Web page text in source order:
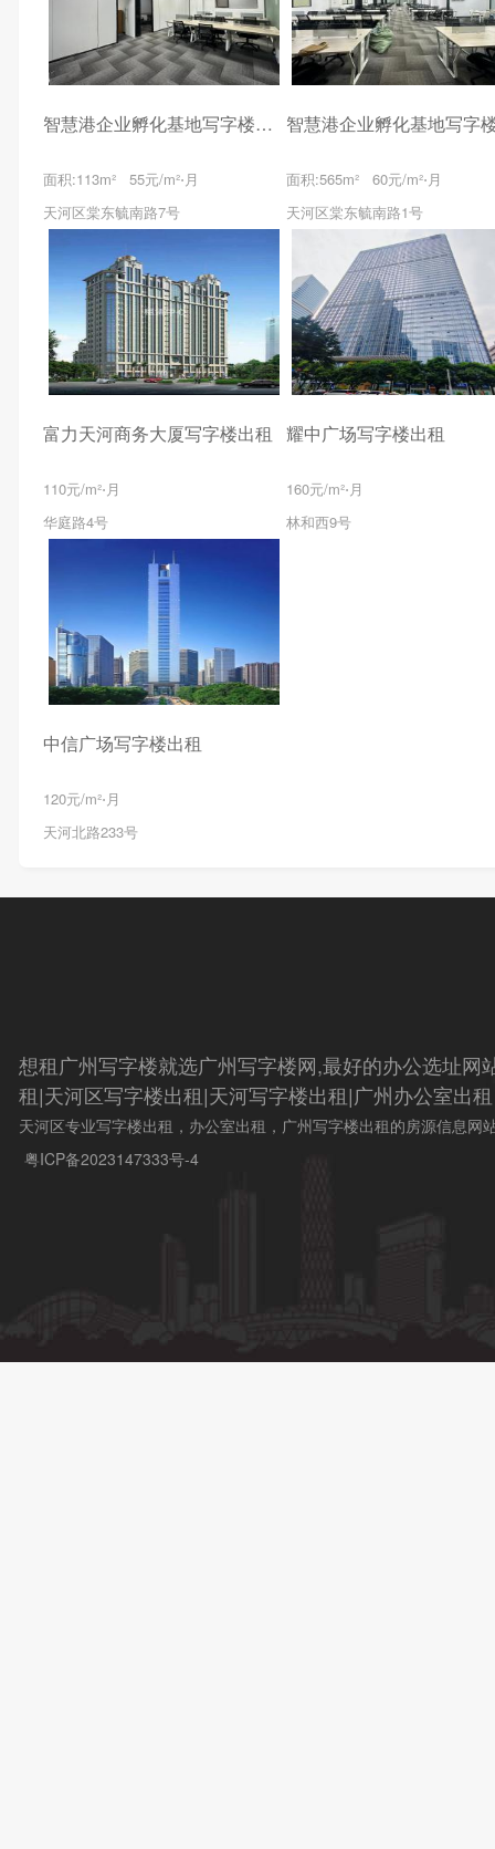
智慧港企业孵化基地写字楼出租
面积:113m² 55元/m²⋅月
天河区棠东毓南路7号
面积:565m² 60元/m²⋅月
天河区棠东毓南路1号
富力天河商务大厦写字楼出租
110元/m²⋅月
华庭路4号
耀中广场写字楼出租
160元/m²⋅月
林和西9号
中信广场写字楼出租
120元/m²⋅月
天河北路233号
想租广州写字楼就选广州写字楼网,最好的办公选址网
租|天河区写字楼出租|天河写字楼出租|广州办公室出
天河区专业写字楼出租，办公室出租，广州写字楼出租的房源信息网
粤ICP备2023147333号-4